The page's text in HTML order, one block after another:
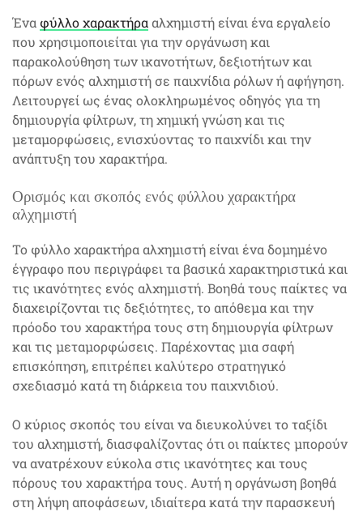
Ένα φύλλο χαρακτήρααλχημιστή είναι ένα εργαλείο
που χρησιμοποιείται για την οργάνωση και
παρακολούθηση των ικανοτήτων, δεξιοτήτων και
πόρων ενός αλχημιστή σε παιχνίδια ρόλων ή αφήγηση.
Λειτουργεί ως ένας ολοκληρωμένος οδηγός για τη
δημιουργία φίλτρων, τη χημική γνώση και τις
μεταμορφώσεις, ενισχύοντας το παιχνίδι και την
ανάπτυξη του χαρακτήρα.
Ορισμός και σκοπός ενός φύλλου χαρακτήρα
αλχημιστή
Το φύλλο χαρακτήρα αλχημιστή είναι ένα δομημένο
έγγραφο που περιγράφει τα βασικά χαρακτηριστικά και
τις ικανότητες ενός αλχημιστή. Βοηθά τους παίκτες να
διαχειρίζονται τις δεξιότητες, το απόθεμα και την
πρόοδο του χαρακτήρα τους στη δημιουργία φίλτρων
και τις μεταμορφώσεις. Παρέχοντας μια σαφή
επισκόπηση, επιτρέπει καλύτερο στρατηγικό
σχεδιασμό κατά τη διάρκεια του παιχνιδιού.
Ο κύριος σκοπός του είναι να διευκολύνει το ταξίδι
του αλχημιστή, διασφαλίζοντας ότι οι παίκτες μπορούν
να ανατρέχουν εύκολα στις ικανότητες και τους
πόρους του χαρακτήρα τους. Αυτή η οργάνωση βοηθά
στη λήψη αποφάσεων, ιδιαίτερα κατά την παρασκευή